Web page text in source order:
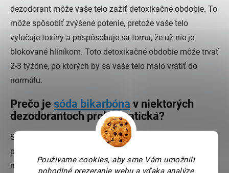
Použivame cookies, aby sme Vám umožnili
pohodlné prezeranie webu a vďaka analýze
dezodorant môže vaše telo zažiť detoxikačné obdobie. To
môže spôsobiť zvýšené potenie, pretože vaše telo
vylučuje toxíny a prispôsobuje sa tomu, že už nie je
blokované hliníkom. Toto detoxikačné obdobie môže trvať
2-3 týždne, po ktorých by sa vaše telo malo vrátiť do
normálu.
Prečo je sóda bikarbóna v niektorých
dezodorantoch problematická?
Sóda bikarbóna môže byť bežnou zložkou v niektorých
prírodných dezodorantoch vďaka svojim vlastnostiam
neutralizujúcim zápach. U niektorých ľudí však môže